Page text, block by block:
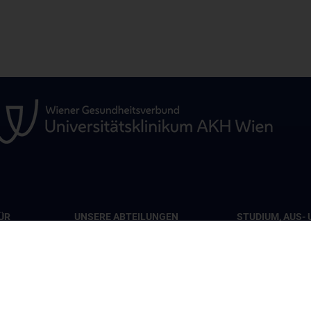
7B
UNSERE ABTEILUNGEN
STUDIUM, AUS-